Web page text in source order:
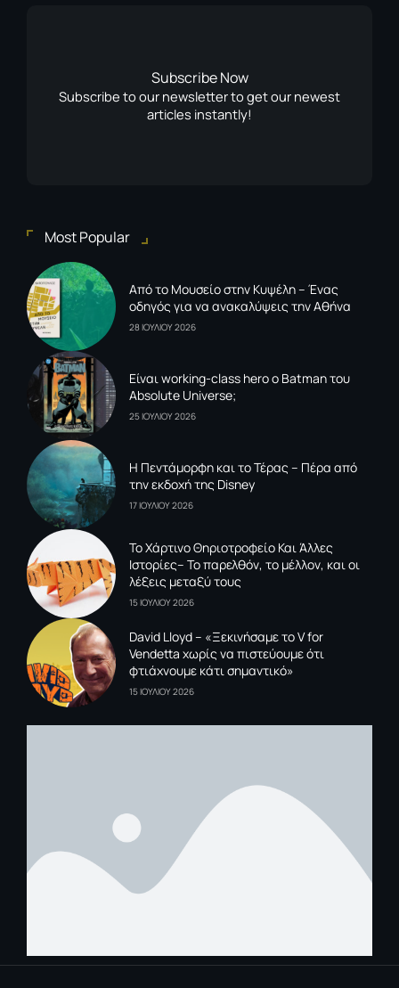
Subscribe Now
Subscribe to our newsletter to get our newest
articles instantly!
Most Popular
Από το Μουσείο στην Κυψέλη – Ένας
οδηγός για να ανακαλύψεις την Αθήνα
28 ΙΟΥΛΙΟΥ 2026
Είναι working-class hero ο Batman του
Absolute Universe;
25 ΙΟΥΛΙΟΥ 2026
Η Πεντάμορφη και το Τέρας – Πέρα από
την εκδοχή της Disney
17 ΙΟΥΛΙΟΥ 2026
To Xάρτινο Θηριοτροφείο Και Άλλες
Ιστορίες– Το παρελθόν, το μέλλον, και οι
λέξεις μεταξύ τους
15 ΙΟΥΛΙΟΥ 2026
David Lloyd – «Ξεκινήσαμε το V for
Vendetta χωρίς να πιστεύουμε ότι
φτιάχνουμε κάτι σημαντικό»
15 ΙΟΥΛΙΟΥ 2026